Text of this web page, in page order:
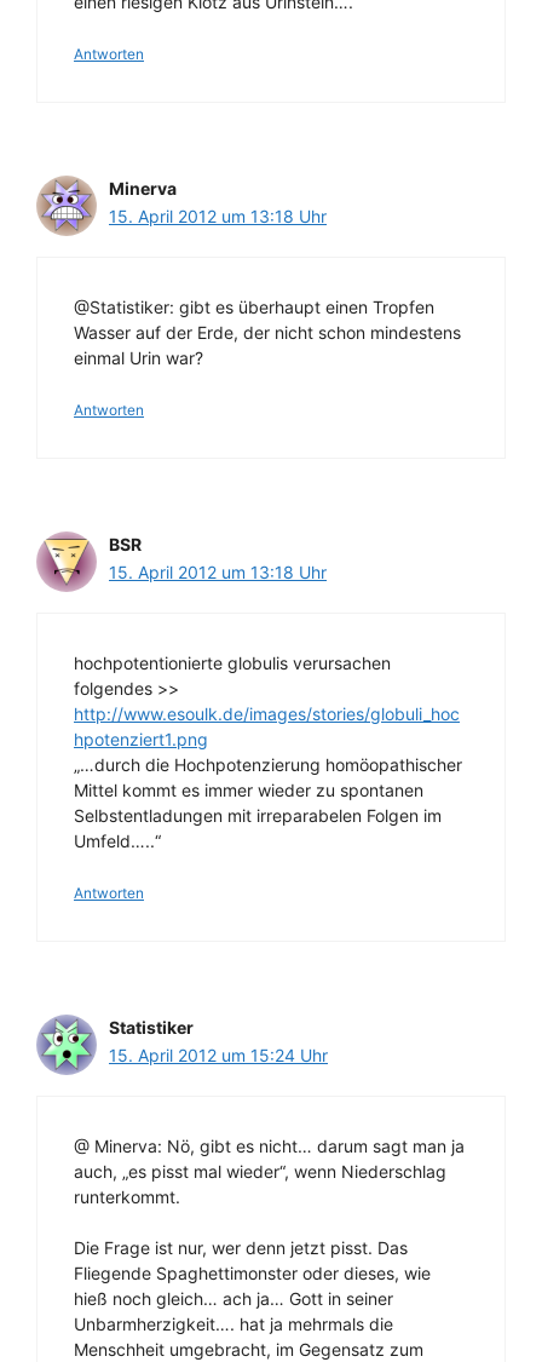
Antworten
Minerva
15. April 2012 um 13:18 Uhr
@Statistiker: gibt es überhaupt einen Tropfen
Wasser auf der Erde, der nicht schon mindestens
einmal Urin war?
Antworten
BSR
15. April 2012 um 13:18 Uhr
hochpotentionierte globulis verursachen
folgendes >>
http://www.esoulk.de/images/stories/globuli_hoc
hpotenziert1.png
„…durch die Hochpotenzierung homöopathischer
Mittel kommt es immer wieder zu spontanen
Selbstentladungen mit irreparabelen Folgen im
Umfeld…..“
Antworten
Statistiker
15. April 2012 um 15:24 Uhr
@ Minerva: Nö, gibt es nicht… darum sagt man ja
auch, „es pisst mal wieder“, wenn Niederschlag
runterkommt.
Die Frage ist nur, wer denn jetzt pisst. Das
Fliegende Spaghettimonster oder dieses, wie
hieß noch gleich… ach ja… Gott in seiner
Unbarmherzigkeit…. hat ja mehrmals die
Menschheit umgebracht, im Gegensatz zum